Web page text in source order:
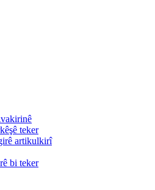
teker
artikulkirî
bi teker